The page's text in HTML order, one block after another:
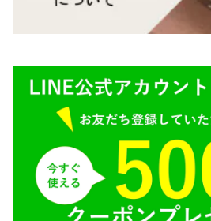
SONY（ソニー）
SIGMA（シグマ）
Tokina（トキナー）
AR（コニカ）
O（その他）